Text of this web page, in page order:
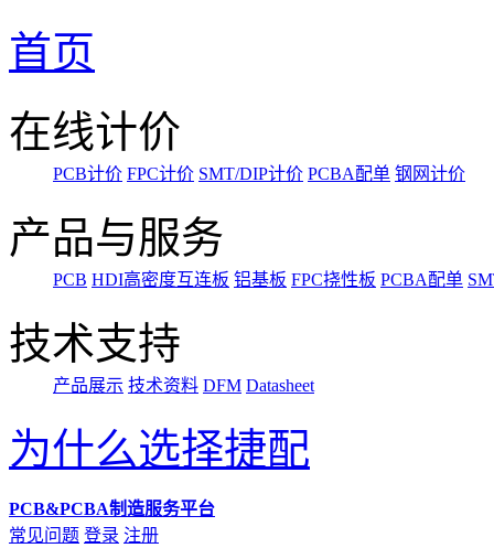
首页
在线计价
PCB计价 FPC计价 SMT/DIP计价 PCBA配单 钢网计价
产品与服务
PCB HDI高密度互连板 铝基板 FPC挠性板 PCBA配单
技术支持
产品展示 技术资料 DFM Datasheet
为什么选择捷配
PCB&PCBA制造服务平台
常见问题 登录 注册